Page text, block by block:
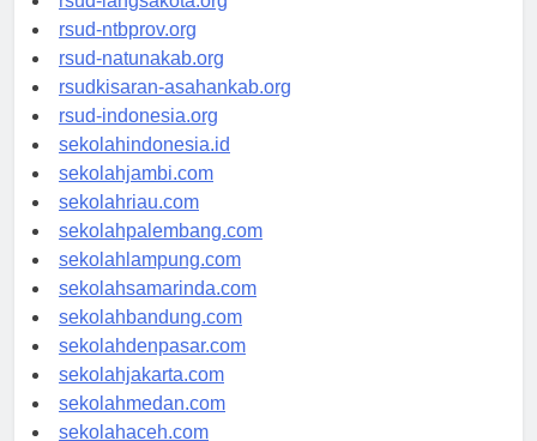
rsud-langsakota.org
rsud-ntbprov.org
rsud-natunakab.org
rsudkisaran-asahankab.org
rsud-indonesia.org
sekolahindonesia.id
sekolahjambi.com
sekolahriau.com
sekolahpalembang.com
sekolahlampung.com
sekolahsamarinda.com
sekolahbandung.com
sekolahdenpasar.com
sekolahjakarta.com
sekolahmedan.com